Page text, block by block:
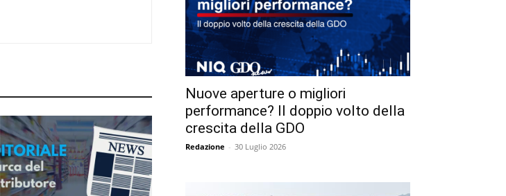
Nuove aperture o migliori
performance? Il doppio volto della
crescita della GDO
Redazione - 30 Luglio 2026